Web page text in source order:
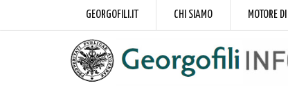
GEORGOFILI.IT CHI SIAMO MOTORE